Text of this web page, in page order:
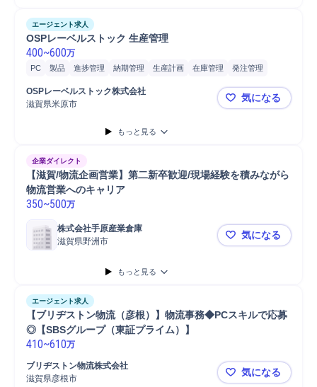
エージェント求人
OSPレーベルストック 生産管理
400~600万
PC 製品 進捗管理 納期管理 生産計画 在庫管理
発注管理
SCM/生産管理/購買/物流
物流
事務
OSPレーベルストック株式会社
滋賀県米原市
OSPレーベ
気になる
もっと見る
企業ダイレクト
【滋賀/物流企画営業】第二新卒歓迎/現場経験を積みながら
物流営業へのキャリア
350~500万
株式会社手原産業倉庫
滋賀県野洲市
【滋賀/物流
気になる
もっと見る
エージェント求人
【ブリヂストン物流（彦根）】物流事務◆PCスキルで応募
◎【SBSグループ（東証プライム）】
410~610万
ブリヂストン物流株式会社
滋賀県彦根市
【ブリヂス
気になる